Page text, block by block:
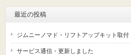
最近の投稿
ジムニーノマド・リフトアップキット取付
サービス通信・更新しました